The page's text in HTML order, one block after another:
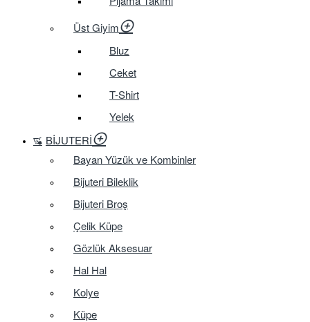
Üst Giyim
Bluz
Ceket
T-Shirt
Yelek
BIJUTERI
Bayan Yüzük ve Kombinler
Bijuteri Bileklik
Bijuteri Broş
Çelik Küpe
Gözlük Aksesuar
Hal Hal
Kolye
Küpe